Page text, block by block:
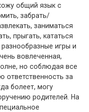
общий язык с
забрать/
заниматься
прыгать, кататься
игры и
вовлеченная,
но соблюдая все
ответственность за
болеет, могу
родителей. На